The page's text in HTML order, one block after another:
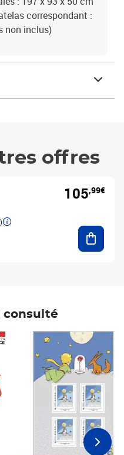
correspondant :
non inclus)
offres
105,99€
consulté
Prix 7,50€